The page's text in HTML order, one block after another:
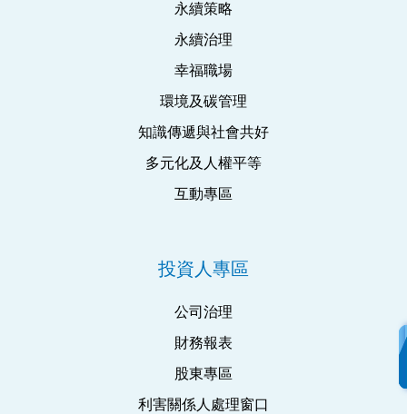
永續策略
永續治理
幸福職場
環境及碳管理
知識傳遞與社會共好
多元化及人權平等
互動專區
投資人專區
公司治理
財務報表
股東專區
利害關係人處理窗口